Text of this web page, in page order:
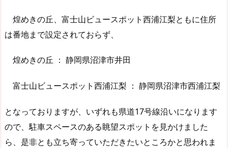
煌めきの丘、富士山ビュースポット西浦江梨ともに住所
は番地まで設定されておらず、
煌めきの丘 ： 静岡県沼津市井田
富士山ビュースポット西浦江梨 ： 静岡県沼津市西浦江梨
となっておりますが、いずれも県道17号線沿いになります
ので、駐車スペースのある眺望スポットを見かけました
ら、是非とも立ち寄っていただきたいところかと思われま